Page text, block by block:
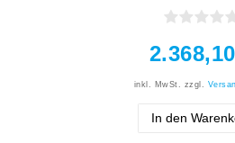
inkl. MwSt. zzgl.
In den